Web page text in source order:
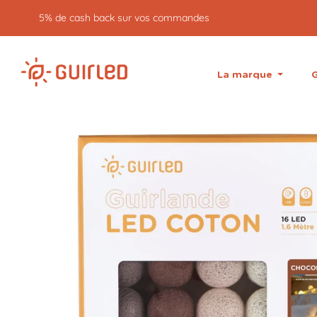
5% de cash back sur vos commandes
La marque